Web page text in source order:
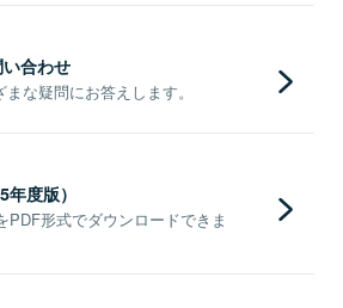
合わせ
な疑問にお答えします。
度版）
PDF形式でダウンロードできま